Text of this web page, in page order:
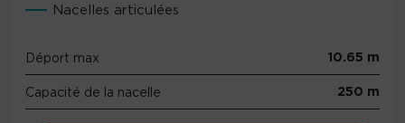
Nacelles articulées
Déport max 10.65 m
Capacité de la nacelle 250 m